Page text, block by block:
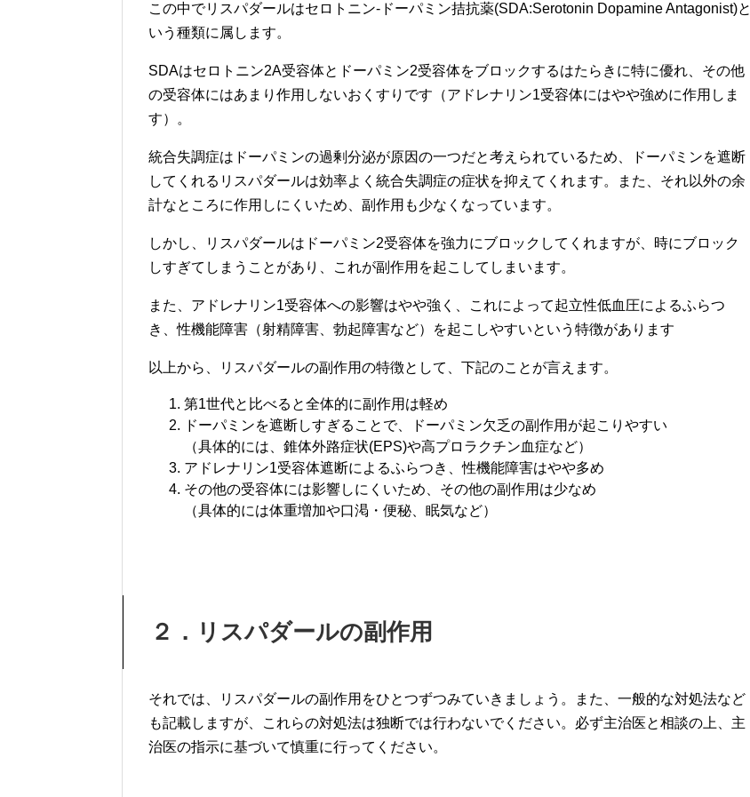
この中でリスパダールはセロトニン-ドーパミン拮抗薬(SDA:Serotonin Dopamine Antagonist)と
いう種類に属します。
SDAはセロトニン2A受容体とドーパミン2受容体をブロックするはたらきに特に優れ、その他
の受容体にはあまり作用しないおくすりです（アドレナリン1受容体にはやや強めに作用しま
す）。
統合失調症はドーパミンの過剰分泌が原因の一つだと考えられているため、ドーパミンを遮断
してくれるリスパダールは効率よく統合失調症の症状を抑えてくれます。また、それ以外の余
計なところに作用しにくいため、副作用も少なくなっています。
しかし、リスパダールはドーパミン2受容体を強力にブロックしてくれますが、時にブロック
しすぎてしまうことがあり、これが副作用を起こしてしまいます。
また、アドレナリン1受容体への影響はやや強く、これによって起立性低血圧によるふらつ
き、性機能障害（射精障害、勃起障害など）を起こしやすいという特徴があります
以上から、リスパダールの副作用の特徴として、下記のことが言えます。
第1世代と比べると全体的に副作用は軽め
ドーパミンを遮断しすぎることで、ドーパミン欠乏の副作用が起こりやすい
（具体的には、錐体外路症状(EPS)や高プロラクチン血症など）
アドレナリン1受容体遮断によるふらつき、性機能障害はやや多め
その他の受容体には影響しにくいため、その他の副作用は少なめ
（具体的には体重増加や口渇・便秘、眠気など）
２．リスパダールの副作用
それでは、リスパダールの副作用をひとつずつみていきましょう。また、一般的な対処法など
も記載しますが、これらの対処法は独断では行わないでください。必ず主治医と相談の上、主
治医の指示に基づいて慎重に行ってください。